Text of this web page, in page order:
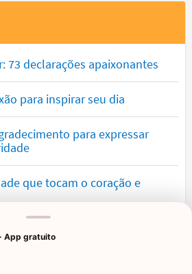
73 declarações apaixonantes
para inspirar seu dia
para expressar
que tocam o coração e
que vão encher você de
App gratuito